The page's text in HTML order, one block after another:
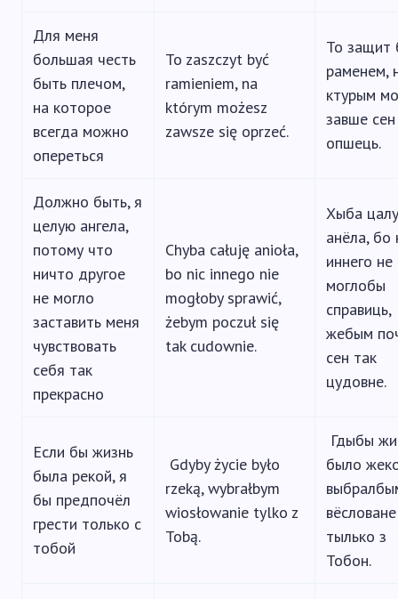
Для меня
большая честь
быть плечом,
на которое
всегда можно
опереться
To zaszczyt być
ramieniem, na
którym możesz
zawsze się oprzeć.
То защит
раменем,
ктурым
завше сен
опшець.
Должно быть, я
целую ангела,
потому что
ничто другое
не могло
заставить меня
чувствовать
себя так
прекрасно
Chyba całuję anioła,
bo nic innego nie
mogłoby sprawić,
żebym poczuł się
tak cudownie.
Хыба
анёла, бо
иннего не
моглобы
справиць,
жебым
сен так
цудовне.
Если бы жизнь
была рекой, я
бы предпочёл
грести только с
тобой
Gdyby życie było
rzeką, wybrałbym
wiosłowanie tylko z
Tobą.
Гдыбы
было
вёсловане
тылько з
Тобон.